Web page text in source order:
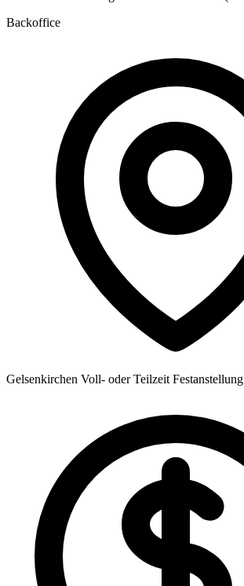
Backoffice
Gelsenkirchen Voll- oder Teilzeit Festanstellung